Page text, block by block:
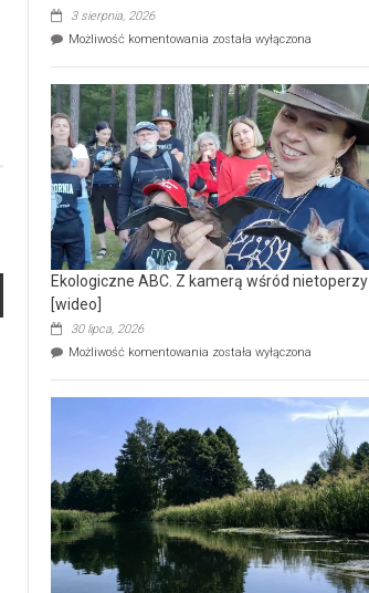
3 sierpnia, 2026
Możliwość komentowania Ekologiczne
–
prawdziwy
skarb
natury
[wideo]
została wyłączona
Ekologiczne ABC. Z kamerą wśród nietoperzy
[wideo]
30 lipca, 2026
Możliwość komentowania Ekologiczne
wśród
nietoperzy
[wideo]
została wyłączona